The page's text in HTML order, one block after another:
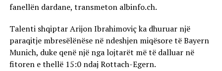
fanellën dardane, transmeton albinfo.ch.
Talenti shqiptar Arijon Ibrahimoviç ka dhuruar një
paraqitje mbresëlënëse në ndeshjen miqësore të Bayern
Munich, duke qenë një nga lojtarët më të dalluar në
fitoren e thellë 15:0 ndaj Rottach-Egern.